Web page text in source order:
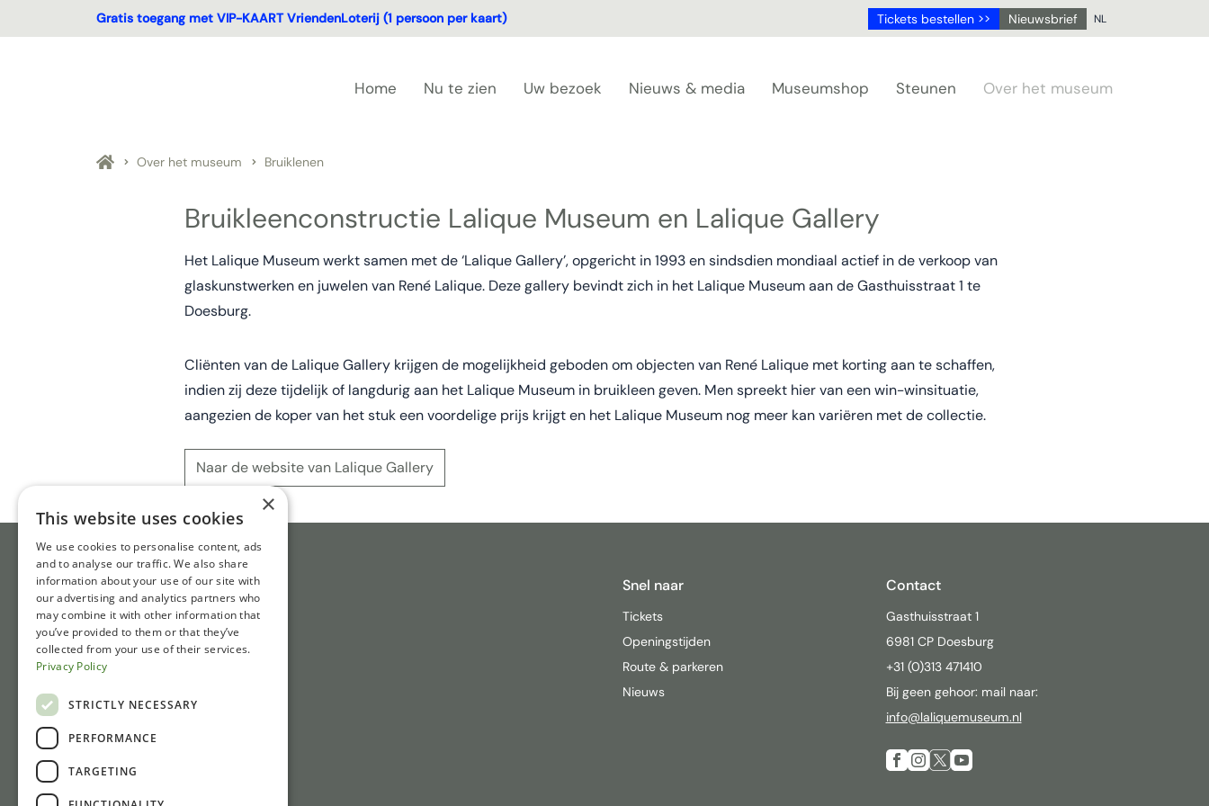
Gratis toegang met VIP-KAART VriendenLoterij (1 persoon per kaart) Tickets bestellen >> Nieuwsbrief NL
EN
Home Nu te zien Uw bezoek Nieuws & media Museumshop Steunen Over het museum
Over het museum Bruiklenen
Bruikleenconstructie Lalique Museum en Lalique Gallery
Het Lalique Museum werkt samen met de ‘Lalique Gallery’, opgericht in 1993 en sindsdien mondiaal actief in de verkoop van
glaskunstwerken en juwelen van René Lalique. Deze gallery bevindt zich in het Lalique Museum aan de Gasthuisstraat 1 te
Doesburg.
Cliënten van de Lalique Gallery krijgen de mogelijkheid geboden om objecten van René Lalique met korting aan te schaffen,
indien zij deze tijdelijk of langdurig aan het Lalique Museum in bruikleen geven. Men spreekt hier van een win-winsituatie,
aangezien de koper van het stuk een voordelige prijs krijgt en het Lalique Museum nog meer kan variëren met de collectie.
Naar de website van Lalique Gallery
Snel naar
Tickets
Openingstijden
Route & parkeren
Nieuws
Contact
Gasthuisstraat 1
6981 CP Doesburg
+31 (0)313 471410
Bij geen gehoor: mail naar:
info@laliquemuseum.nl
×
This website uses cookies
We use cookies to personalise content, ads
and to analyse our traffic. We also share
information about your use of our site with
our advertising and analytics partners who
may combine it with other information that
you’ve provided to them or that they’ve
collected from your use of their services.
Privacy Policy
STRICTLY NECESSARY
PERFORMANCE
TARGETING